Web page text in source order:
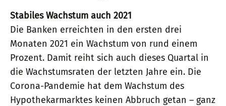
Stabiles Wachstum auch 2021
Die Banken erreichten in den ersten drei
Monaten 2021 ein Wachstum von rund einem
Prozent. Damit reiht sich auch dieses Quartal in
die Wachstumsraten der letzten Jahre ein. Die
Corona-Pandemie hat dem Wachstum des
Hypothekarmarktes keinen Abbruch getan – ganz